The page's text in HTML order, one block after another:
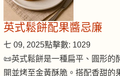
英式鬆餅配果醬忌廉
七 09, 2025點擊數: 1029
📜英式鬆餅是一種扁平、圓形的
開並烤至金黃酥脆。搭配香甜的